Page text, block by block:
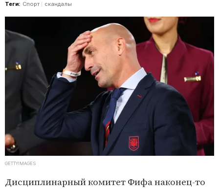
Теги: Спорт скандалы
GETTYIMAGES
Дисциплинарный комитет Фифа наконец-то